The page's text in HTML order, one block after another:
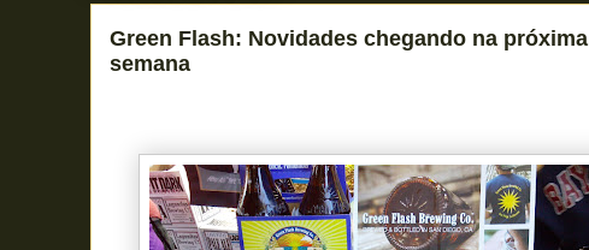
Green Flash: Novidades chegando na próxima
semana